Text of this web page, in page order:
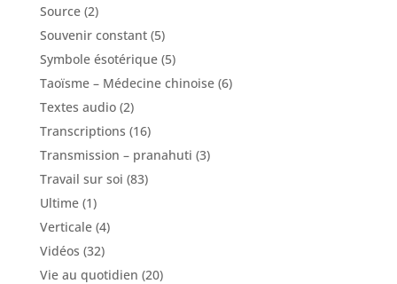
Source(2)
Souvenir constant(5)
Symbole ésotérique(5)
Taoïsme – Médecine chinoise(6)
Textes audio(2)
Transcriptions (16)
Transmission – pranahuti (3)
Travail sur soi (83)
Ultime(1)
Verticale(4)
Vidéos (32)
Vie au quotidien (20)